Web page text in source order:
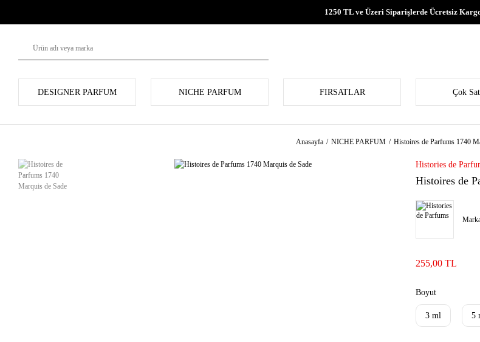
1250 TL ve Üzeri Siparişlerde Ücretsiz
DESIGNER PARFUM NICHE PARFUM FIRSATLAR Çok
Anasayfa NICHE PARFUM Histoires de Parfums 1740
Histories de
Histoires de
255,00 TL
Boyut
3 ml 5